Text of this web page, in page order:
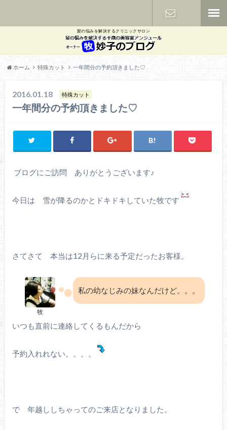
髪の悩みを解決するクリニックサロン
お問い合わ
ホーム 特殊カット 一年間分の予約頂きました♡
2016.01.18 特殊カット
一年間分の予約頂きました♡
ブログにご訪問 ありがとうございます♪
今日は 雪が降るのかとドキドキしていた牧です
さてさて 本当は12月らに来る予定だったお客様。
牧
私の幼なじみの妹なんだけど。。。
いつも直前に連絡してくるもんだから
予約入れれない。。。。
で 年越ししちゃってのご来店となりました。